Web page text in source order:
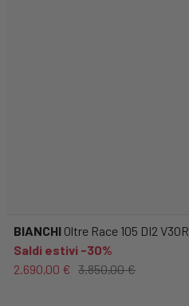
BIANCHI Oltre Race 105 DI2 V30R
Saldi estivi -30%
2.690,00 € 3.850,00 €